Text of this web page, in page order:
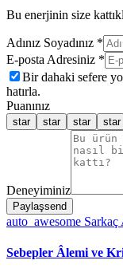
Bu enerjinin size
Adınız Soyadınız *
E-posta Adresiniz *
Bir dahaki sefere
hatırla.
Puanınız
star star star star
Deneyiminiz
Paylaşsend
auto_awesome Sarkaç
Sebepler Âlemi ve